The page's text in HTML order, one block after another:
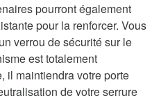
pourront également
pour la renforcer. Vous
verrou de sécurité sur le
est totalement
il maintiendra votre porte
de votre serrure